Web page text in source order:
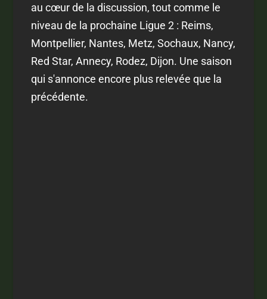
au cœur de la discussion, tout comme le
niveau de la prochaine Ligue 2 : Reims,
Montpellier, Nantes, Metz, Sochaux, Nancy,
Red Star, Annecy, Rodez, Dijon. Une saison
qui s'annonce encore plus relevée que la
précédente.